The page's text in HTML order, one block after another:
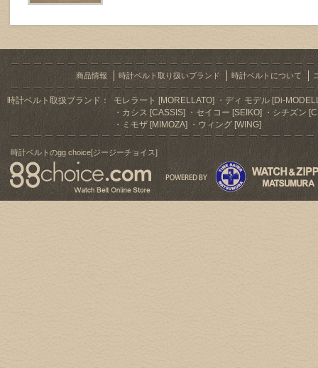
商品情報 時計ベルト取り扱いブランド 時計ベルトについて
時計ベルト取扱ブランド： モレラート [MORELLATO]
ディ モデル [Di-
カシス [CASSIS]
セイコー [SEIKO]
シチズン
ミモザ [MIMOZA]
ウィング [WING]
時計ベルトのgg choice[ジージーチョイス]